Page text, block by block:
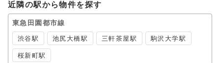
近隣の駅から物件を探す
東急田園都市線
渋谷駅 池尻大橋駅 三軒茶屋駅 駒沢大学駅
桜新町駅